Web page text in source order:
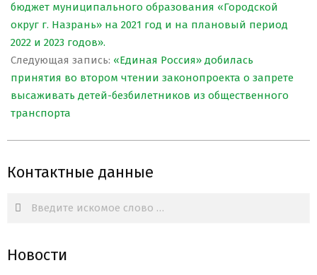
бюджет муниципального образования «Городской
округ г. Назрань» на 2021 год и на плановый период
2022 и 2023 годов».
Следующая запись: «Единая Россия» добилась
принятия во втором чтении законопроекта о запрете
высаживать детей-безбилетников из общественного
транспорта
Контактные данные
Новости